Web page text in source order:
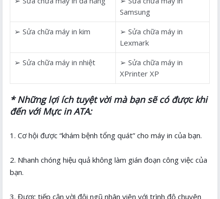
Samsung
➢ Sửa chữa máy in kim
➢ Sửa chữa máy in
Lexmark
➢ Sửa chữa máy in nhiệt
➢ Sửa chữa máy in
XPrinter XP
* Những lợi ích tuyệt vời mà bạn sẽ có được khi
đến với Mực in ATA:
1. Cơ hội được “khám bệnh tổng quát” cho máy in của bạn.
2. Nhanh chóng hiệu quả không làm gián đoạn công việc của
bạn.
3. Được tiếp cận vời đội ngũ nhân viên với trình độ chuyên